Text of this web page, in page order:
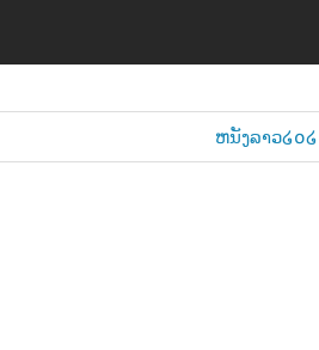
Next
Post:
ຫນັງລາວ໒໐